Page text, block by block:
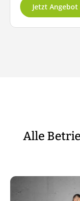
Jetzt
Alle